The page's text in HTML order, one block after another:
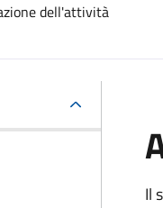
dell'attività
Il